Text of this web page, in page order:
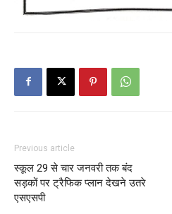
Previous article
स्कूल 29 से चार जनवरी तक बंद
सड़कों पर ट्रैफिक प्लान देखने उतरे
एसएसपी